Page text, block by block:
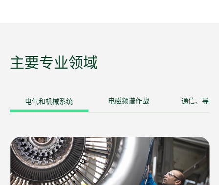
主要专业领域
电气和机械系统 电磁频谱作战 通信、导航